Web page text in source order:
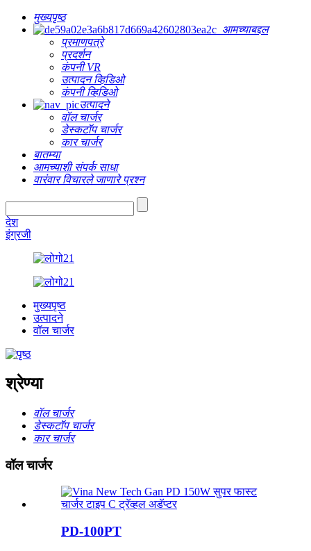
मुख्यपृष्ठ
आमच्याबद्दल
प्रमाणपत्रे
प्रदर्शन
कंपनी VR
उत्पादन व्हिडिओ
कंपनी व्हिडिओ
उत्पादने
वॉल चार्जर
डेस्कटॉप चार्जर
कार चार्जर
बातम्या
आमच्याशी संपर्क साधा
वारंवार विचारले जाणारे प्रश्न
देश
इंग्रजी
मुख्यपृष्ठ
उत्पादने
वॉल चार्जर
श्रेण्या
वॉल चार्जर
डेस्कटॉप चार्जर
कार चार्जर
वॉल चार्जर
PD-100PT